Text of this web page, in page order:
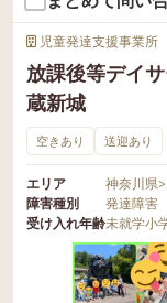
児童発達支援事業所
放課後等デイ
蔵新城
空きあり 送迎あり
エリア 神奈川県>
障害種別
発達障害
受け入れ年齢未就学小